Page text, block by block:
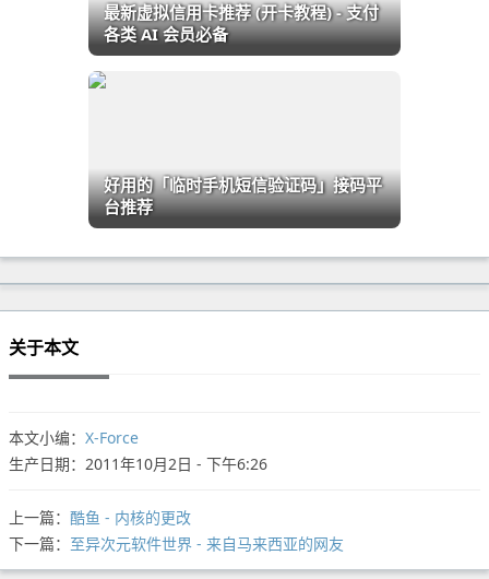
最新虚拟信用卡推荐 (开卡教程) - 支付
各类 AI 会员必备
好用的「临时手机短信验证码」接码平
台推荐
关于本文
本文小编： X-Force
生产日期：2011年10月2日 - 下午6:26
上一篇： 酷鱼 - 内核的更改
下一篇： 至异次元软件世界 - 来自马来西亚的网友